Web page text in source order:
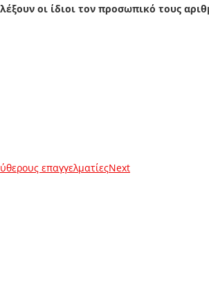
οι ίδιοι τον προσωπικό τους
επαγγελματίεςNext